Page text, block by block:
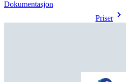
Dokumentasjon
Priser